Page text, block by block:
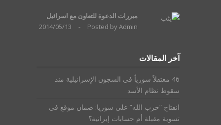
مبررات الدعوة للتعاون مع اسرائيل
Posted byAdmin
-
2014/05/13
آخر المقالات
46 معتقلاً سورياً في السجون الإسرائيلية منذ
سقوط نظام الأسد
انفتاح “حزب الله” على سوريا: ضمان موقع في
تسوية مقبلة أم حسابات إيرانية؟